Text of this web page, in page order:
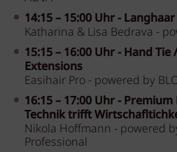
14:15 – 15:00 Uhr -
Katharina & Lisa Bedrava -
15:15 – 16:00 Uhr- Hand Tie
Extensions
Easihair Pro - powered by
16:15 – 17:00 Uhr - Premium
Technik trifft
Nikola Hoffmann - powered
Professional